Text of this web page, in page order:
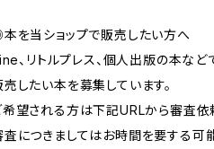
を当ショップで販売したい方へ
、リトルプレス、個人出版の本などで
売したい本を募集しています。
希望される方は下記URLから審査依
査につきましてはお時間を要する可